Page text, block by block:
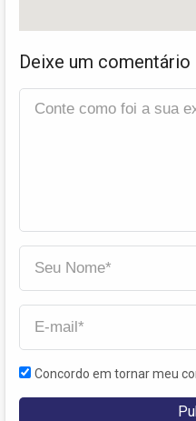
Deixe um comentário
Concordo em tornar meu